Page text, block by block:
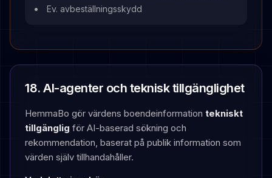
Ev. avbeställningsskydd
18. AI-agenter och teknisk tillgänglighet
HemmaBo gör värdens boendeinformation tekniskt
tillgänglig för AI-baserad sökning och
rekommendation, baserat på publik information som
värden själv tillhandahåller.